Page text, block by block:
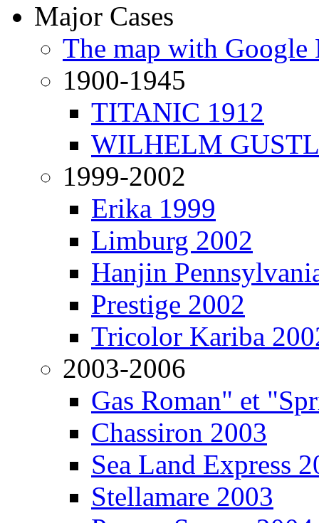
Major Cases
The map with Google
1900-1945
TITANIC 1912
WILHELM
1999-2002
Erika 1999
Limburg 2002
Hanjin
Prestige 2002
Tricolor Kariba
2003-2006
Gas Roman" et
Chassiron 2003
Sea Land Express
Stellamare 2003